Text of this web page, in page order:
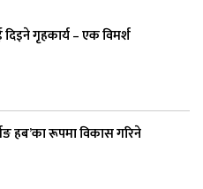
गृहकार्य – एक विमर्श
हब’का रूपमा विकास गरिने